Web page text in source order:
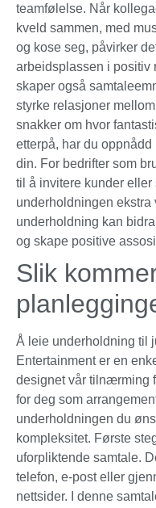
teamfølelse. Når
kveld sammen, med
og kose seg, påvirker
arbeidsplassen i positiv
skaper også
styrke relasjoner
snakker om hvor
etterpå, har du
din. For bedrifter som
til å invitere kunder
underholdningen
underholdning kan
og skape positive
Slik
Å leie underholdning til
Entertainment er en
designet vår tilnærming
for deg som
underholdningen du
kompleksitet. Første
uforpliktende samtale.
telefon, e-post eller
nettsider. I denne